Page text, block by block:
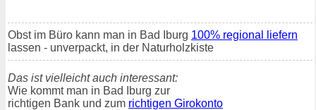
Obst im Büro kann man in Bad Iburg 100% regional liefern
lassen - unverpackt, in der Naturholzkiste
Das ist vielleicht auch interessant:
Wie kommt man in Bad Iburg zur
richtigen Bank und zum richtigen Girokonto